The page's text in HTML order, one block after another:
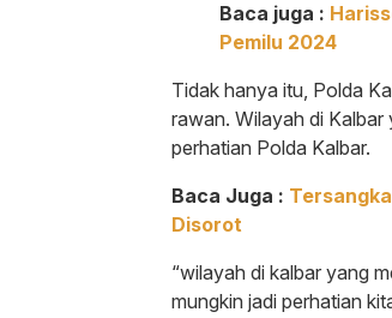
Baca juga :
Pemilu 2024
Tidak hanya itu, Polda
rawan. Wilayah di Kalbar
perhatian Polda Kalbar.
Baca Juga :
Disorot
“wilayah di kalbar yang
mungkin jadi perhatian